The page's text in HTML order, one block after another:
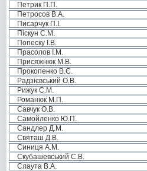
Петрик П.П.
Петросов В.А.
Писарчук П.І.
Піскун С.М.
Попеску І.В.
Прасолов І.М.
Присяжнюк М.В.
Прокопенко В.Є.
Радзієвський О.В.
Рижук С.М.
Романюк М.П.
Савчук О.В.
Самойленко Ю.П.
Сандлер Д.М.
Святаш Д.В.
Синиця А.М.
Скубашевський С.В.
Слаута В.А.